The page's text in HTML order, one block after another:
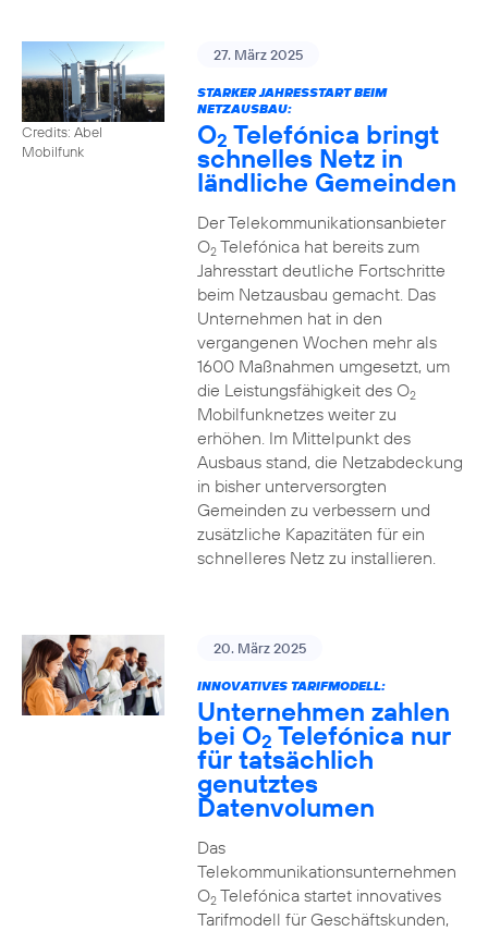
Credits: Abel
Mobilfunk
27. März 2025
STARKER JAHRESSTART BEIM
NETZAUSBAU:
O2 Telefónica bringt
schnelles Netz in
ländliche Gemeinden
Der Telekommunikationsanbieter
O2Telefónica hat bereits zum
Jahresstart deutliche Fortschritte
beim Netzausbau gemacht. Das
Unternehmen hat in den
vergangenen Wochen mehr als
1600 Maßnahmen umgesetzt, um
die Leistungsfähigkeit des O2
Mobilfunknetzes weiter zu
erhöhen. Im Mittelpunkt des
Ausbaus stand, die Netzabdeckung
in bisher unterversorgten
Gemeinden zu verbessern und
zusätzliche Kapazitäten für ein
schnelleres Netz zu installieren.
20. März 2025
INNOVATIVES TARIFMODELL:
Unternehmen zahlen
bei O2 Telefónica nur
für tatsächlich
genutztes
Datenvolumen
Das
Telekommunikationsunternehmen
O2Telefónica startet innovatives
Tarifmodell für Geschäftskunden,